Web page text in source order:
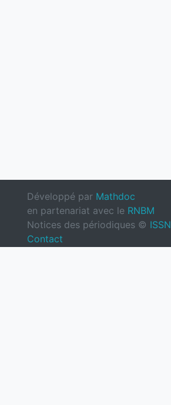
Développé par Mathdoc
en partenariat avec le RNBM
Notices des périodiques © ISSN
Contact